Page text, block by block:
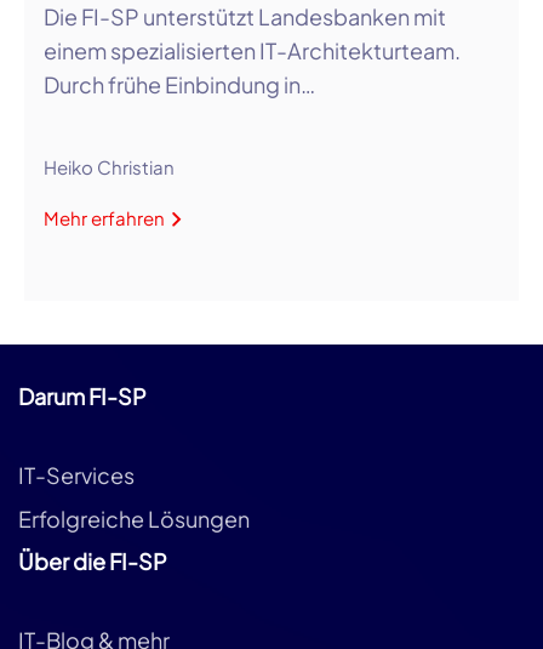
Die FI-SP unterstützt Landesbanken mit
einem spezialisierten IT-Architekturteam.
Durch frühe Einbindung in…
Heiko Christian
Mehr erfahren
Darum FI-SP
IT-Services
Erfolgreiche Lösungen
Über die FI-SP
IT-Blog & mehr